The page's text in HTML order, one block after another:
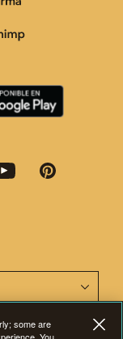
idiomas. ¡Elige
some are